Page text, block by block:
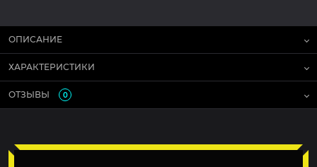
ОПИСАНИЕ
ХАРАКТЕРИСТИКИ
ОТЗЫВЫ 0